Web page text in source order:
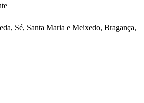
Sé, Santa Maria e Meixedo, Bragança,